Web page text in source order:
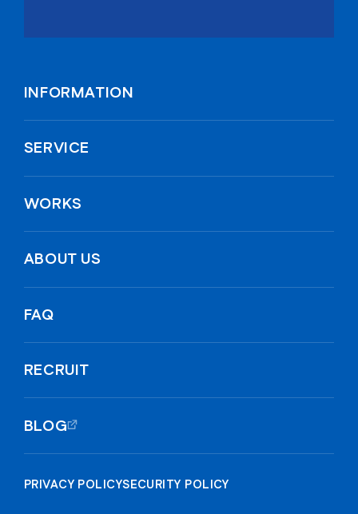
INFORMATION
SERVICE
WORKS
ABOUT US
FAQ
RECRUIT
BLOG
PRIVACY POLICYSECURITY POLICY